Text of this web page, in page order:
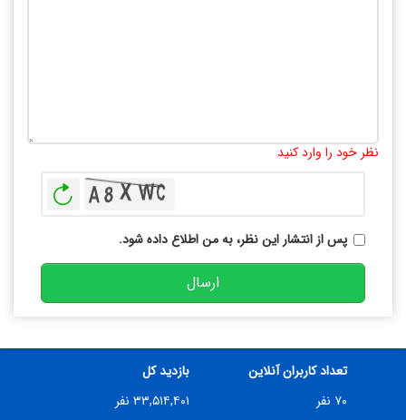
نظر خود را وارد کنید
پس از انتشار این نظر، به من اطلاع داده شود.
ارسال
تعداد کاربران آنلاین
۷۰ نفر
بازدید کل
۳۳,۵۱۴,۴۰۱ نفر